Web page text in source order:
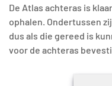
De Atlas achteras is
ophalen. Ondertussen
dus als die gereed is
voor de achteras